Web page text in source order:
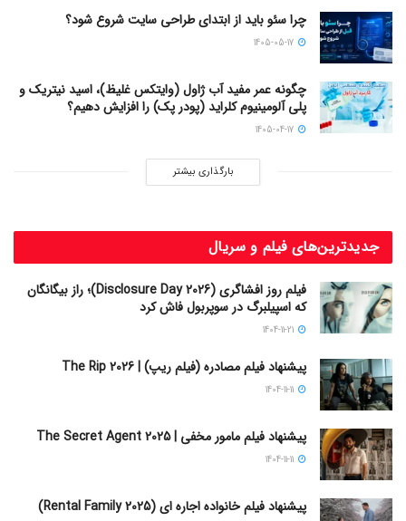
چرا سئو باید از ابتدای طراحی سایت شروع شود؟
چگونه عمر مفید آب ژاول (وایتکس غلیظ)، اسید نیتریک و
پلی آلومینیوم کلراید (پودر پک) را افزایش دهیم؟
بارگذاری بیشتر
جدیدترین‌های فیلم و سریال
فیلم روز افشاگری (Disclosure Day 2026)؛ راز بیگانگان
که اسپیلبرگ در سوپربول فاش کرد
پیشنهاد فیلم مصادره (فیلم ریپ) | The Rip 2026
پیشنهاد فیلم مامور مخفی | The Secret Agent 2025
پیشنهاد فیلم خانواده اجاره‌ ای (Rental Family 2025)